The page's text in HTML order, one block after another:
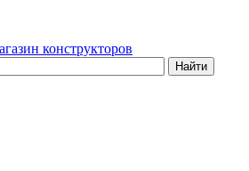
конструкторов